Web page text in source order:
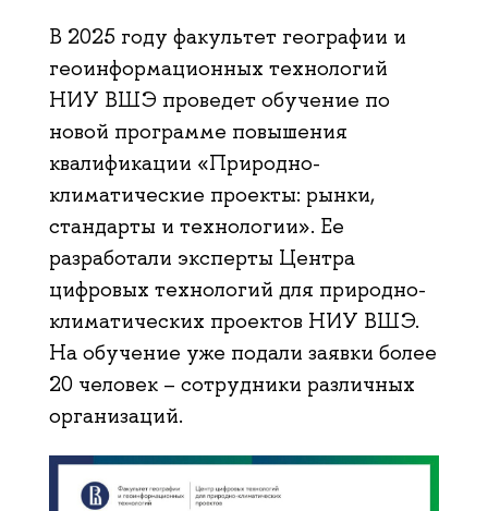
В 2025 году факультет географии и
геоинформационных технологий
НИУ ВШЭ проведет обучение по
новой программе повышения
квалификации «Природно-
климатические проекты: рынки,
стандарты и технологии». Ее
разработали эксперты Центра
цифровых технологий для природно-
климатических проектов НИУ ВШЭ.
На обучение уже подали заявки более
20 человек – сотрудники различных
организаций.